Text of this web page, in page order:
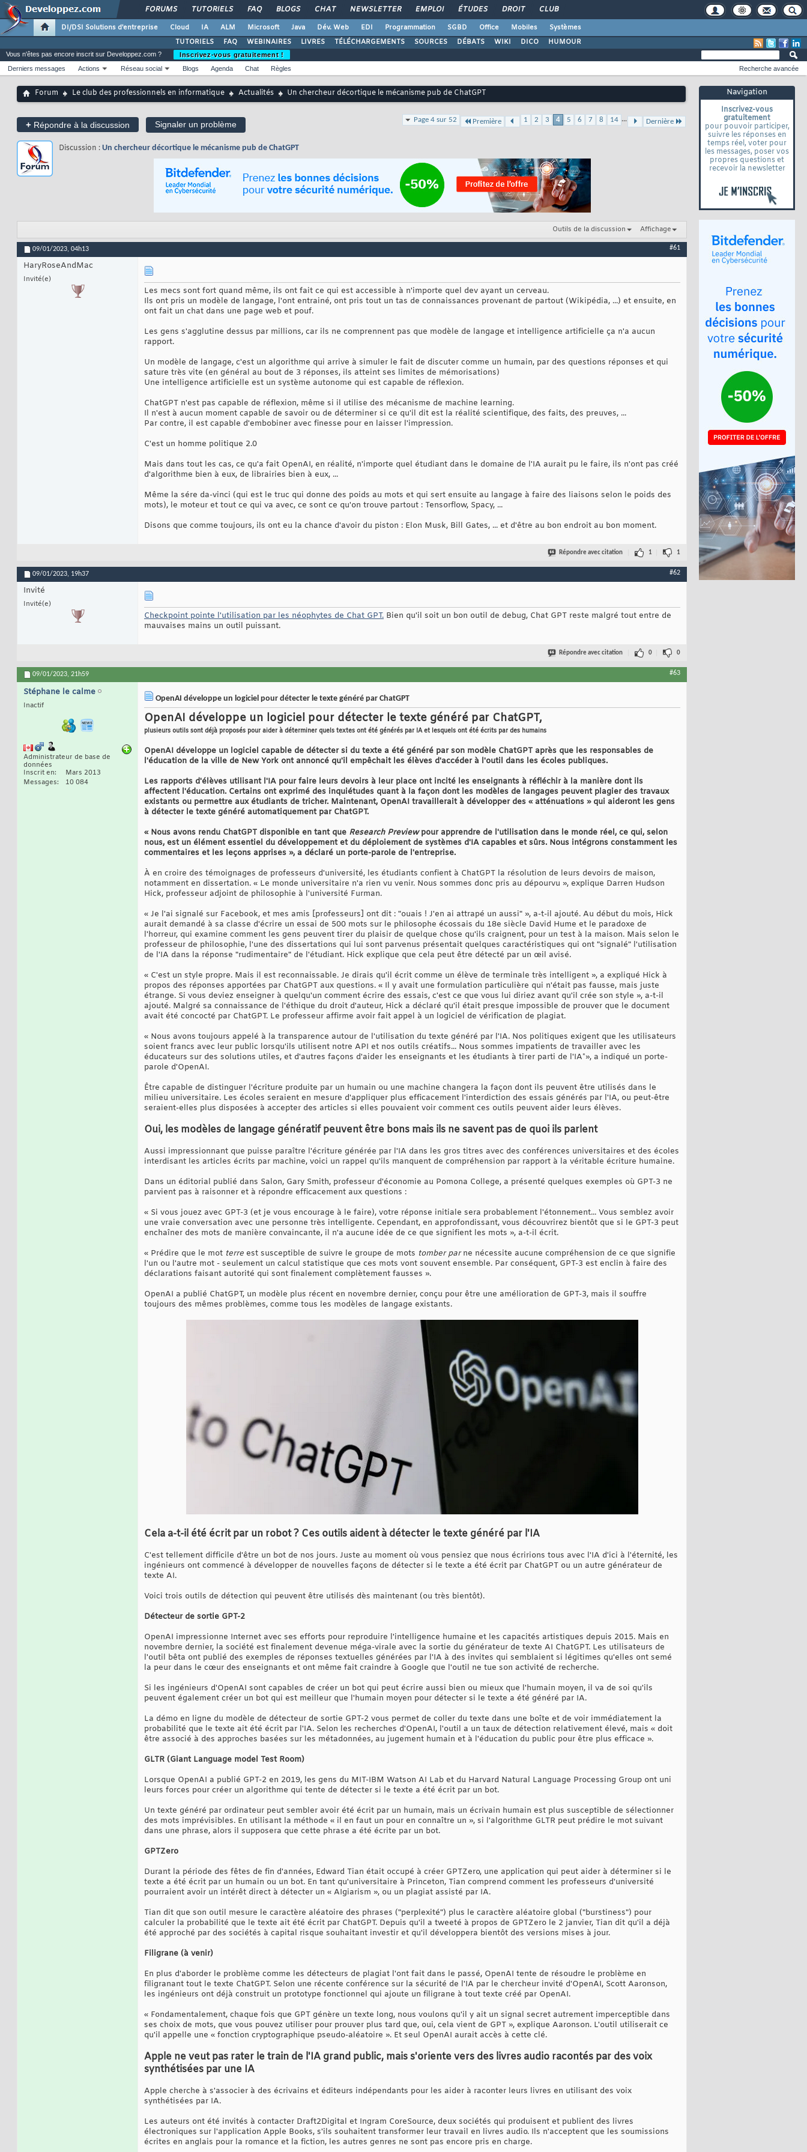
FORUMS TUTORIELS FAQ BLOGS CHAT NEWSLETTER EMPLOI ÉTUDES DROIT CLUB
DI/DSI Solutions d'entreprise Cloud IA ALM Microsoft Java Dév. Web EDI Programmation SGBD Office Mobiles
Systèmes
TUTORIELS
FAQ WEBINAIRES LIVRES TÉLÉCHARGEMENTS SOURCES DÉBATS WIKI DICO HUMOUR
Navigation
Inscrivez-vous
gratuitement
pour pouvoir participer,
suivre les réponses en
temps réel, voter pour
les messages, poser vos
propres questions et
recevoir la newsletter
Vous n'êtes pas encore inscrit sur Developpez.com ?
Inscrivez-vous gratuitement !
Derniers messages
Actions Réseau social Blogs Agenda Chat Règles Recherche avancée
Forum Le club des professionnels en informatique Actualités Un chercheur décortique le mécanisme pub de ChatGPT
+ Répondre à la discussion Signaler un problème Page 4 sur 52 Première 1 2 3 4 5 6 7 8 14 ... Dernière
Discussion : Un chercheur décortique le mécanisme pub de ChatGPT
Outils de la discussion Affichage
09/01/2023, 04h13 #61
HaryRoseAndMac
Invité(e)
Les mecs sont fort quand même, ils ont fait ce qui est accessible à n'importe quel dev ayant un cerveau.
Ils ont pris un modèle de langage, l'ont entrainé, ont pris tout un tas de connaissances provenant de partout (Wikipédia, ...) et ensuite, en
ont fait un chat dans une page web et pouf.
Les gens s'agglutine dessus par millions, car ils ne comprennent pas que modèle de langage et intelligence artificielle ça n'a aucun
rapport.
Un modèle de langage, c'est un algorithme qui arrive à simuler le fait de discuter comme un humain, par des questions réponses et qui
sature très vite (en général au bout de 3 réponses, ils atteint ses limites de mémorisations)
Une intelligence artificielle est un système autonome qui est capable de réflexion.
ChatGPT n'est pas capable de réflexion, même si il utilise des mécanisme de machine learning.
Il n'est à aucun moment capable de savoir ou de déterminer si ce qu'il dit est la réalité scientifique, des faits, des preuves, ...
Par contre, il est capable d'embobiner avec finesse pour en laisser l'impression.
C'est un homme politique 2.0
Mais dans tout les cas, ce qu'a fait OpenAI, en réalité, n'importe quel étudiant dans le domaine de l'IA aurait pu le faire, ils n'ont pas créé
d'algorithme bien à eux, de librairies bien à eux, ...
Même la sére da-vinci (qui est le truc qui donne des poids au mots et qui sert ensuite au langage à faire des liaisons selon le poids des
mots), le moteur et tout ce qui va avec, ce sont ce qu'on trouve partout : Tensorflow, Spacy, ...
Disons que comme toujours, ils ont eu la chance d'avoir du piston : Elon Musk, Bill Gates, ... et d'être au bon endroit au bon moment.
Répondre avec citation 1 1
09/01/2023, 19h37 #62
Invité
Invité(e)
Checkpoint pointe l'utilisation par les néophytes de Chat GPT. Bien qu'il soit un bon outil de debug, Chat GPT reste malgré tout entre de
mauvaises mains un outil puissant.
Répondre avec citation 0 0
09/01/2023, 21h59 #63
Stéphane le calme
Inactif
Administrateur de base de
données
Inscrit en
Mars 2013
Messages
10 084
OpenAI développe un logiciel pour détecter le texte généré par ChatGPT
OpenAI développe un logiciel pour détecter le texte généré par ChatGPT,
plusieurs outils sont déjà proposés pour aider à déterminer quels textes ont été générés par IA et lesquels ont été écrits par des humains
OpenAI développe un logiciel capable de détecter si du texte a été généré par son modèle ChatGPT après que les responsables de
l'éducation de la ville de New York ont annoncé qu'il empêchait les élèves d'accéder à l'outil dans les écoles publiques.
Les rapports d'élèves utilisant l'IA pour faire leurs devoirs à leur place ont incité les enseignants à réfléchir à la manière dont ils
affectent l'éducation. Certains ont exprimé des inquiétudes quant à la façon dont les modèles de langages peuvent plagier des travaux
existants ou permettre aux étudiants de tricher. Maintenant, OpenAI travaillerait à développer des « atténuations » qui aideront les gens
à détecter le texte généré automatiquement par ChatGPT.
« Nous avons rendu ChatGPT disponible en tant que Research Previewpour apprendre de l'utilisation dans le monde réel, ce qui, selon
nous, est un élément essentiel du développement et du déploiement de systèmes d'IA capables et sûrs. Nous intégrons constamment les
commentaires et les leçons apprises », a déclaré un porte-parole de l'entreprise.
À en croire des témoignages de professeurs d'université, les étudiants confient à ChatGPT la résolution de leurs devoirs de maison,
notamment en dissertation. « Le monde universitaire n'a rien vu venir. Nous sommes donc pris au dépourvu », explique Darren Hudson
Hick, professeur adjoint de philosophie à l'université Furman.
« Je l'ai signalé sur Facebook, et mes amis [professeurs] ont dit : "ouais ! J'en ai attrapé un aussi" », a-t-il ajouté. Au début du mois, Hick
aurait demandé à sa classe d'écrire un essai de 500 mots sur le philosophe écossais du 18e siècle David Hume et le paradoxe de
l'horreur, qui examine comment les gens peuvent tirer du plaisir de quelque chose qu'ils craignent, pour un test à la maison. Mais selon le
professeur de philosophie, l'une des dissertations qui lui sont parvenus présentait quelques caractéristiques qui ont "signalé" l'utilisation
de l'IA dans la réponse "rudimentaire" de l'étudiant. Hick explique que cela peut être détecté par un œil avisé.
« C'est un style propre. Mais il est reconnaissable. Je dirais qu'il écrit comme un élève de terminale très intelligent », a expliqué Hick à
propos des réponses apportées par ChatGPT aux questions. « Il y avait une formulation particulière qui n'était pas fausse, mais juste
étrange. Si vous deviez enseigner à quelqu'un comment écrire des essais, c'est ce que vous lui diriez avant qu'il crée son style », a-t-il
ajouté. Malgré sa connaissance de l'éthique du droit d'auteur, Hick a déclaré qu'il était presque impossible de prouver que le document
avait été concocté par ChatGPT. Le professeur affirme avoir fait appel à un logiciel de vérification de plagiat.
« Nous avons toujours appelé à la transparence autour de l'utilisation du texte généré par l'IA. Nos politiques exigent que les utilisateurs
soient francs avec leur public lorsqu'ils utilisent notre API et nos outils créatifs... Nous sommes impatients de travailler avec les
éducateurs sur des solutions utiles, et d'autres façons d'aider les enseignants et les étudiants à tirer parti de l'IA*», a indiqué un porte-
parole d'OpenAI.
Être capable de distinguer l'écriture produite par un humain ou une machine changera la façon dont ils peuvent être utilisés dans le
milieu universitaire. Les écoles seraient en mesure d'appliquer plus efficacement l'interdiction des essais générés par l'IA, ou peut-être
seraient-elles plus disposées à accepter des articles si elles pouvaient voir comment ces outils peuvent aider leurs élèves.
Oui, les modèles de langage génératif peuvent être bons mais ils ne savent pas de quoi ils parlent
Aussi impressionnant que puisse paraître l'écriture générée par l'IA dans les gros titres avec des conférences universitaires et des écoles
interdisant les articles écrits par machine, voici un rappel qu'ils manquent de compréhension par rapport à la véritable écriture humaine.
Dans un éditorial publié dans Salon, Gary Smith, professeur d'économie au Pomona College, a présenté quelques exemples où GPT-3 ne
parvient pas à raisonner et à répondre efficacement aux questions :
« Si vous jouez avec GPT-3 (et je vous encourage à le faire), votre réponse initiale sera probablement l'étonnement... Vous semblez avoir
une vraie conversation avec une personne très intelligente. Cependant, en approfondissant, vous découvrirez bientôt que si le GPT-3 peut
enchaîner des mots de manière convaincante, il n'a aucune idée de ce que signifient les mots », a-t-il écrit.
« Prédire que le mot terre est susceptible de suivre le groupe de mots tomber parne nécessite aucune compréhension de ce que signifie
l'un ou l'autre mot - seulement un calcul statistique que ces mots vont souvent ensemble. Par conséquent, GPT-3 est enclin à faire des
déclarations faisant autorité qui sont finalement complètement fausses ».
OpenAI a publié ChatGPT, un modèle plus récent en novembre dernier, conçu pour être une amélioration de GPT-3, mais il souffre
toujours des mêmes problèmes, comme tous les modèles de langage existants.
Cela a-t-il été écrit par un robot ? Ces outils aident à détecter le texte généré par l'IA
C'est tellement difficile d'être un bot de nos jours. Juste au moment où vous pensiez que nous écririons tous avec l'IA d'ici à l'éternité, les
ingénieurs ont commencé à développer de nouvelles façons de détecter si le texte a été écrit par ChatGPT ou un autre générateur de
texte AI.
Voici trois outils de détection qui peuvent être utilisés dès maintenant (ou très bientôt).
Détecteur de sortie GPT-2
OpenAI impressionne Internet avec ses efforts pour reproduire l'intelligence humaine et les capacités artistiques depuis 2015. Mais en
novembre dernier, la société est finalement devenue méga-virale avec la sortie du générateur de texte AI ChatGPT. Les utilisateurs de
l'outil bêta ont publié des exemples de réponses textuelles générées par l'IA à des invites qui semblaient si légitimes qu'elles ont semé
la peur dans le cœur des enseignants et ont même fait craindre à Google que l'outil ne tue son activité de recherche.
Si les ingénieurs d'OpenAI sont capables de créer un bot qui peut écrire aussi bien ou mieux que l'humain moyen, il va de soi qu'ils
peuvent également créer un bot qui est meilleur que l'humain moyen pour détecter si le texte a été généré par IA.
La démo en ligne du modèle de détecteur de sortie GPT-2 vous permet de coller du texte dans une boîte et de voir immédiatement la
probabilité que le texte ait été écrit par l'IA. Selon les recherches d'OpenAI, l'outil a un taux de détection relativement élevé, mais « doit
être associé à des approches basées sur les métadonnées, au jugement humain et à l'éducation du public pour être plus efficace ».
GLTR (Giant Language model Test Room)
Lorsque OpenAI a publié GPT-2 en 2019, les gens du MIT-IBM Watson AI Lab et du Harvard Natural Language Processing Group ont uni
leurs forces pour créer un algorithme qui tente de détecter si le texte a été écrit par un bot.
Un texte généré par ordinateur peut sembler avoir été écrit par un humain, mais un écrivain humain est plus susceptible de sélectionner
des mots imprévisibles. En utilisant la méthode « il en faut un pour en connaître un », si l'algorithme GLTR peut prédire le mot suivant
dans une phrase, alors il supposera que cette phrase a été écrite par un bot.
GPTZero
Durant la période des fêtes de fin d'années, Edward Tian était occupé à créer GPTZero, une application qui peut aider à déterminer si le
texte a été écrit par un humain ou un bot. En tant qu'universitaire à Princeton, Tian comprend comment les professeurs d'université
pourraient avoir un intérêt direct à détecter un « AIgiarism », ou un plagiat assisté par IA.
Tian dit que son outil mesure le caractère aléatoire des phrases ("perplexité") plus le caractère aléatoire global ("burstiness") pour
calculer la probabilité que le texte ait été écrit par ChatGPT. Depuis qu'il a tweeté à propos de GPTZero le 2 janvier, Tian dit qu'il a déjà
été approché par des sociétés à capital risque souhaitant investir et qu'il développera bientôt des versions mises à jour.
Filigrane (à venir)
En plus d'aborder le problème comme les détecteurs de plagiat l'ont fait dans le passé, OpenAI tente de résoudre le problème en
filigranant tout le texte ChatGPT. Selon une récente conférence sur la sécurité de l'IA par le chercheur invité d'OpenAI, Scott Aaronson,
les ingénieurs ont déjà construit un prototype fonctionnel qui ajoute un filigrane à tout texte créé par OpenAI.
« Fondamentalement, chaque fois que GPT génère un texte long, nous voulons qu'il y ait un signal secret autrement imperceptible dans
ses choix de mots, que vous pouvez utiliser pour prouver plus tard que, oui, cela vient de GPT », explique Aaronson. L'outil utiliserait ce
qu'il appelle une « fonction cryptographique pseudo-aléatoire ». Et seul OpenAI aurait accès à cette clé.
Apple ne veut pas rater le train de l'IA grand public, mais s'oriente vers des livres audio racontés par des voix
synthétisées par une IA
Apple cherche à s'associer à des écrivains et éditeurs indépendants pour les aider à raconter leurs livres en utilisant des voix
synthétisées par IA.
Les auteurs ont été invités à contacter Draft2Digital et Ingram CoreSource, deux sociétés qui produisent et publient des livres
électroniques sur l'application Apple Books, s'ils souhaitent transformer leur travail en livres audio. Ils n'acceptent que les soumissions
écrites en anglais pour la romance et la fiction, les autres genres ne sont pas encore pris en charge.